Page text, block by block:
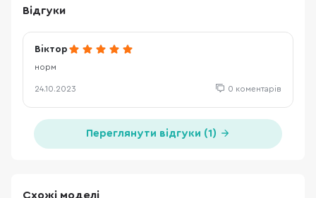
Відгуки
Віктор
норм
24.10.2023 0 коментарів
Переглянути відгуки (1)
Схожі моделі